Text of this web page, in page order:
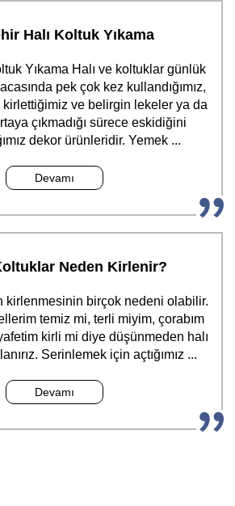
Halı Koltuk Yıkama
Yıkama Halı ve koltuklar günlük
pek çok kez kullandığımız,
kirlettiğimiz ve belirgin lekeler ya da
çıkmadığı sürece eskidiğini
dekor ürünleridir. Yemek ...
Devamı
Neden Kirlenir?
kirlenmesinin birçok nedeni olabilir.
temiz mi, terli miyim, çorabım
kirli mi diye düşünmeden halı
Serinlemek için açtığımız ...
Devamı